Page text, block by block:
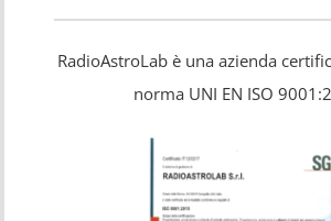
RadioAstroLab è una azienda
norma UNI EN ISO